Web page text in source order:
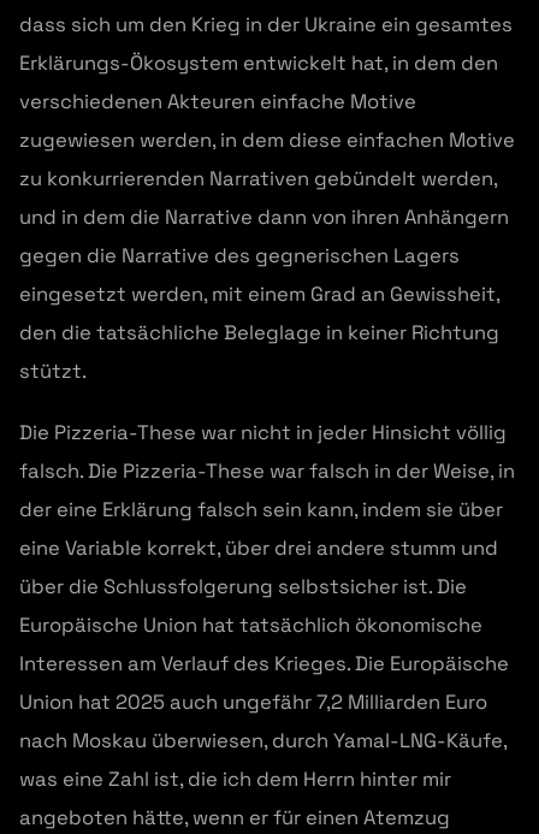
dass sich um den Krieg in der Ukraine ein gesamtes
Erklärungs-Ökosystem entwickelt hat, in dem den
verschiedenen Akteuren einfache Motive
zugewiesen werden, in dem diese einfachen Motive
zu konkurrierenden Narrativen gebündelt werden,
und in dem die Narrative dann von ihren Anhängern
gegen die Narrative des gegnerischen Lagers
eingesetzt werden, mit einem Grad an Gewissheit,
den die tatsächliche Beleglage in keiner Richtung
stützt.
Die Pizzeria-These war nicht in jeder Hinsicht völlig
falsch. Die Pizzeria-These war falsch in der Weise, in
der eine Erklärung falsch sein kann, indem sie über
eine Variable korrekt, über drei andere stumm und
über die Schlussfolgerung selbstsicher ist. Die
Europäische Union hat tatsächlich ökonomische
Interessen am Verlauf des Krieges. Die Europäische
Union hat 2025 auch ungefähr 7,2 Milliarden Euro
nach Moskau überwiesen, durch Yamal-LNG-Käufe,
was eine Zahl ist, die ich dem Herrn hinter mir
angeboten hätte, wenn er für einen Atemzug